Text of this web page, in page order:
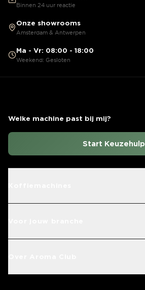
Binnen 24 uur reactie
Onze showrooms
Amsterdam & Antwerpen
Ma - Vr: 08:00 - 18:00
Weekend: Gesloten
Welke machine past bij mij?
Start Keuzehulp